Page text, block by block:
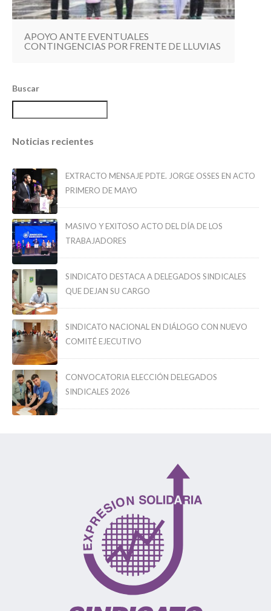
APOYO ANTE EVENTUALES
CONTINGENCIAS POR FRENTE DE LLUVIAS
Buscar
Noticias recientes
EXTRACTO MENSAJE PDTE. JORGE OSSES EN ACTO
PRIMERO DE MAYO
MASIVO Y EXITOSO ACTO DEL DÍA DE LOS
TRABAJADORES
SINDICATO DESTACA A DELEGADOS SINDICALES
QUE DEJAN SU CARGO
SINDICATO NACIONAL EN DIÁLOGO CON NUEVO
COMITÉ EJECUTIVO
CONVOCATORIA ELECCIÓN DELEGADOS
SINDICALES 2026